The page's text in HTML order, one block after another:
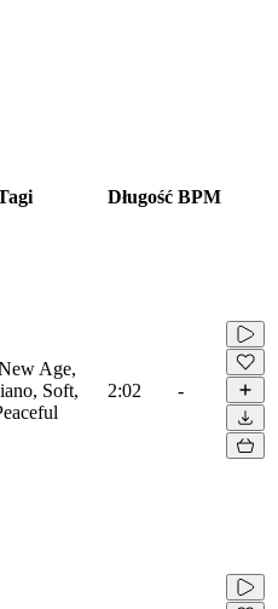
Długość BPM
Age,
Soft,
2:02 -